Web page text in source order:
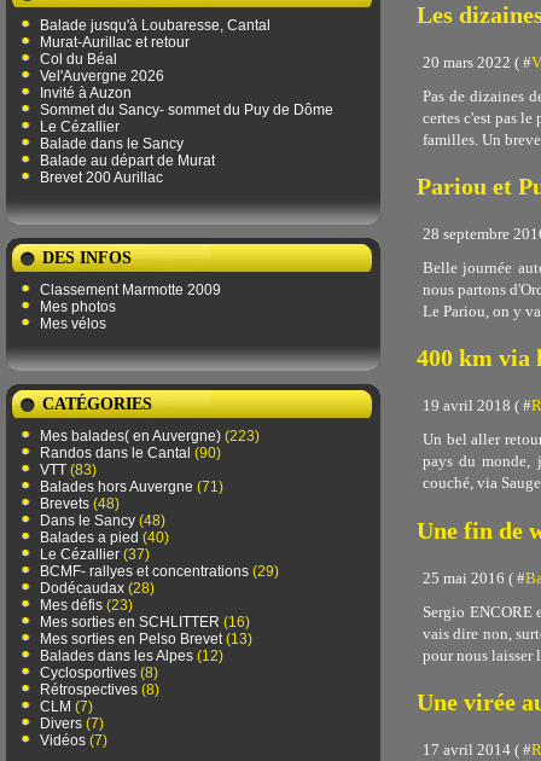
Balade jusqu'à Loubaresse, Cantal
Murat-Aurillac et retour
Col du Béal
Vel'Auvergne 2026
Invité à Auzon
Sommet du Sancy- sommet du Puy de Dôme
Le Cézallier
Balade dans le Sancy
Balade au départ de Murat
Brevet 200 Aurillac
DES INFOS
Classement Marmotte 2009
Mes photos
Mes vélos
CATÉGORIES
Mes balades( en Auvergne) (223)
Randos dans le Cantal (90)
VTT (83)
Balades hors Auvergne (71)
Brevets (48)
Dans le Sancy (48)
Balades a pied (40)
Le Cézallier (37)
BCMF- rallyes et concentrations (29)
Dodécaudax (28)
Mes défis (23)
Mes sorties en SCHLITTER (16)
Mes sorties en Pelso Brevet(13)
Balades dans les Alpes (12)
Cyclosportives (8)
Rétrospectives (8)
CLM (7)
Divers (7)
Vidéos (7)
Les
20 mars 2022 ( #
Pas de dizaines
certes c'est pas
familles. Un
Pariou et
28 septembre
Belle journée
nous partons
Le Pariou, on y
400 km via
19 avril 2018 ( #
Un bel aller
pays du monde,
couché, via
Une fin de
25 mai 2016 ( #
Sergio ENCORE
vais dire non,
pour nous laisser
Une virée
17 avril 2014 ( #